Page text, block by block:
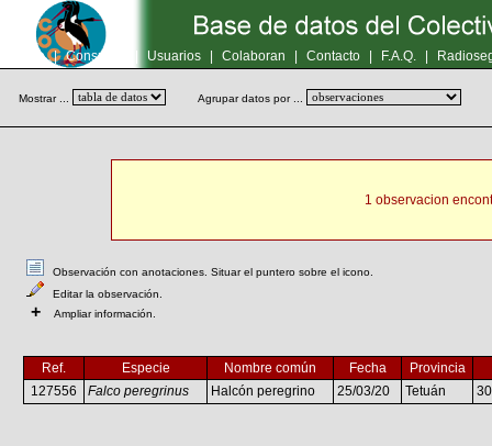
Inicio | Consultas Usuarios Colaboran Contacto F.A.Q.
Mostrar ... Agrupar datos por ...
1 observacion
Observación con anotaciones. Situar el puntero sobre el icono.
Editar la observación.
+ Ampliar información.
Ref. Especie Nombre común Fecha
Provincia
127556
Falco peregrinus Halcón peregrino 25/03/20 Tetuán